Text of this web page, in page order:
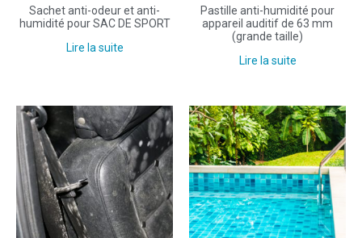
Sachet anti-odeur et anti-
humidité pour SAC DE SPORT
Lire la suite
Pastille anti-humidité pour
appareil auditif de 63 mm
(grande taille)
Lire la suite